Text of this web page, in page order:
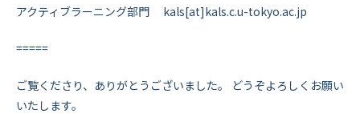
アクティブラーニング部門 kals[at]kals.c.u-tokyo.ac.jp
=====
ご覧くださり、ありがとうございました。 どうぞよろしくお願い
いたします。